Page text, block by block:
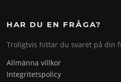
HAR DU EN FRÅGA?
Troligtvis hittar du svaret på din
Allmänna villkor
Integritetspolicy